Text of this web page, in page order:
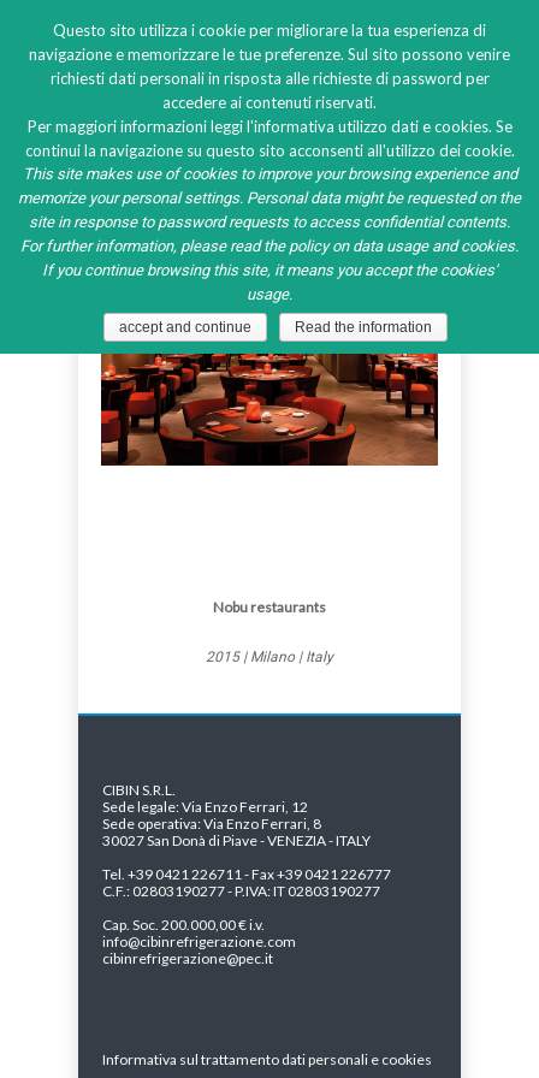
Nobu restaurants
Nobu restaurants
2015 | Milano | Italy
CIBIN S.R.L.
Sede legale: Via Enzo Ferrari, 12
Sede operativa: Via Enzo Ferrari, 8
30027 San Donà di Piave - VENEZIA - ITALY
Tel. +39 0421 226711 - Fax +39 0421 226777
C.F.: 02803190277 - P.IVA: IT 02803190277
Cap. Soc. 200.000,00 € i.v.
info@cibinrefrigerazione.com
cibinrefrigerazione@pec.it
Informativa sul trattamento dati personali e cookies
Questo sito utilizza i cookie per migliorare la tua esperienza di
navigazione e memorizzare le tue preferenze. Sul sito possono venire
richiesti dati personali in risposta alle richieste di password per
accedere ai contenuti riservati.
Per maggiori informazioni leggi l'informativa utilizzo dati e cookies. Se
continui la navigazione su questo sito acconsenti all'utilizzo dei cookie.
This site makes use of cookies to improve your browsing experience and
memorize your personal settings. Personal data might be requested on the
site in response to password requests to access confidential contents.
For further information, please read the policy on data usage and cookies.
If you continue browsing this site, it means you accept the cookies'
usage.
accept and continue Read the information